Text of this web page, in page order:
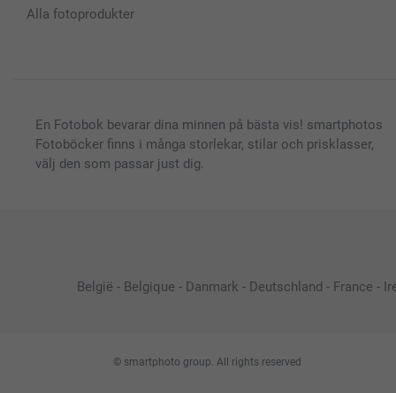
Alla fotoprodukter
En Fotobok bevarar dina minnen på bästa vis! smartphotos
Fotoböcker finns i många storlekar, stilar och prisklasser,
välj den som passar just dig.
België - Belgique - Danmark - Deutschland - France -
© smartphoto group. All rights reserved